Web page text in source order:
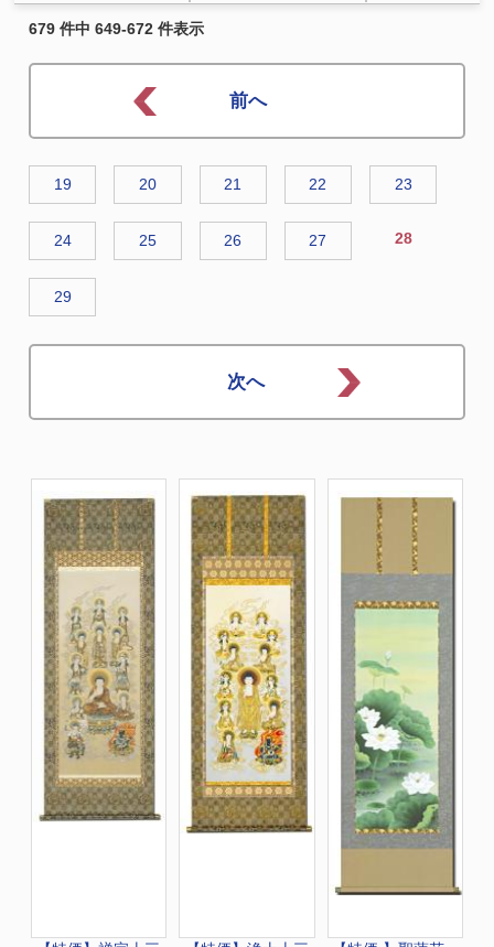
679 件中 649-672 件表示
19 20 21 22 23
24 25 26 27 28
29